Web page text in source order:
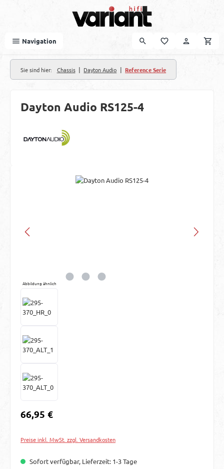
Navigation
Sie sind hier: Chassis | Dayton Audio | Reference Serie
Dayton Audio RS125-4
Bildergalerie überspringen
Abbildung ähnlich
Regulärer Preis:
66,95 €
Preise inkl. MwSt. zzgl. Versandkosten
Sofort verfügbar, Lieferzeit: 1-3 Tage